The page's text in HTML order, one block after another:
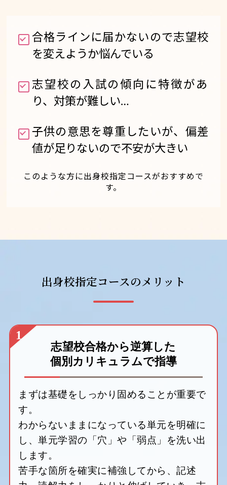
合格ラインに届かないので志望校
を変えようか悩んでいる
志望校の入試の傾向に特徴があ
り、対策が難しい…
子供の意思を尊重したいが、偏差
値が足りないので不安が大きい
このような方に出身校指定コースがおすすめで
す。
出身校指定コースのメリット
1
志望校合格から逆算した
個別カリキュラムで指導
まずは基礎をしっかり固めることが重要で
す。
わからないままになっている単元を明確に
し、単元学習の「穴」や「弱点」を洗い出
します。
苦手な箇所を確実に補強してから、記述